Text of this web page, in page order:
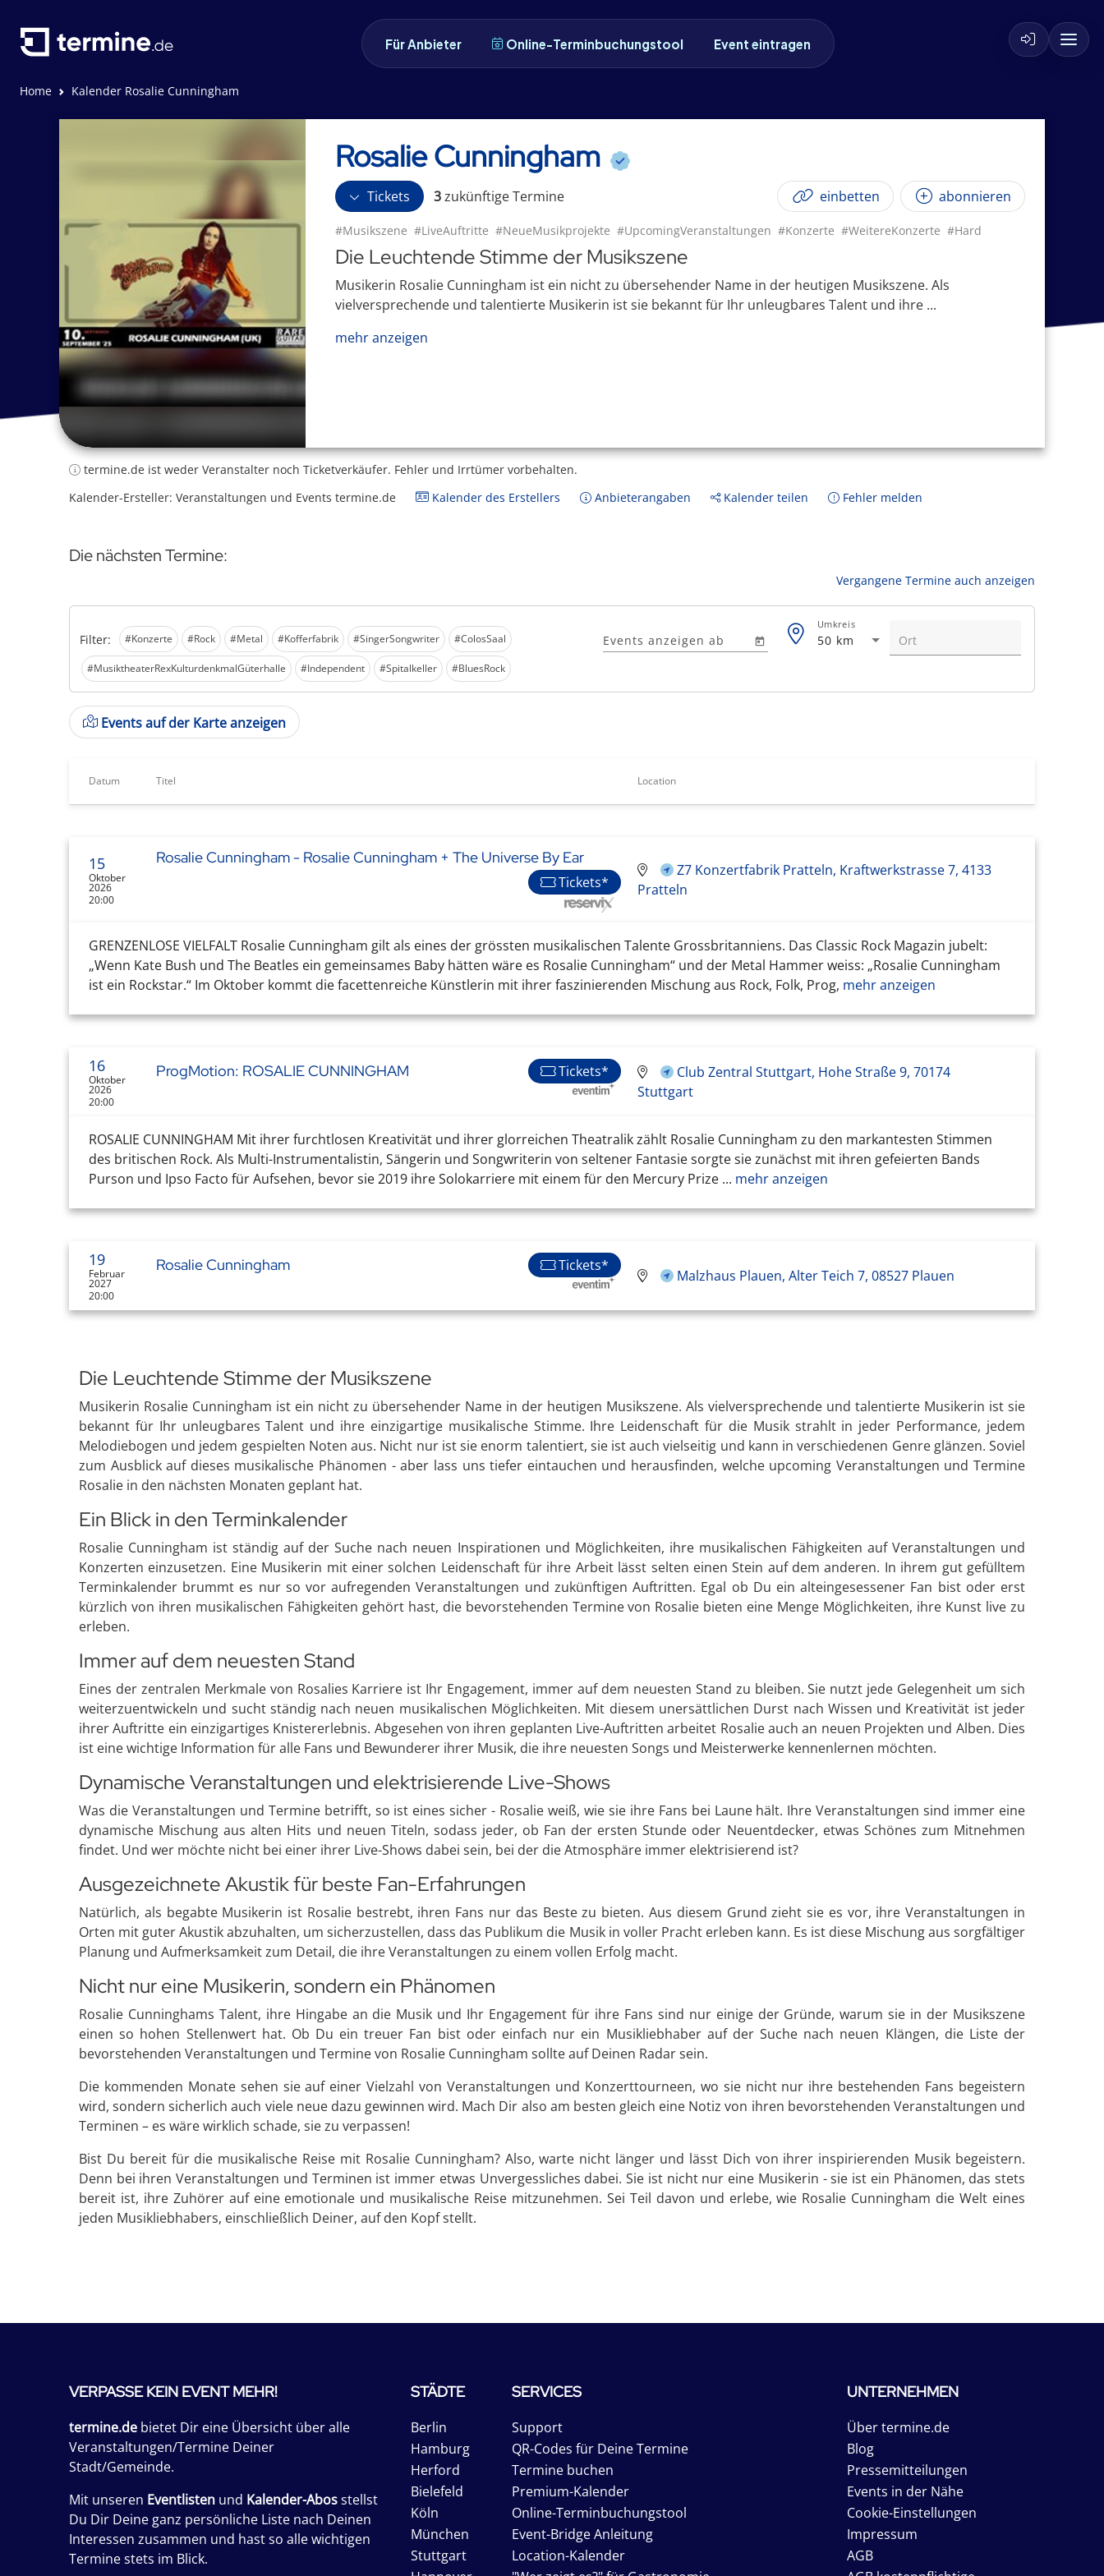
Für Anbieter Online-Terminbuchungstool Event eintragen
Home Kalender Rosalie Cunningham
Rosalie Cunningham
Tickets 3zukünftigeTermine einbetten abonnieren
#Musikszene #LiveAuftritte #NeueMusikprojekte #UpcomingVeranstaltungen #Konzerte #WeitereKonzerte #Hard
Die Leuchtende Stimme der Musikszene
Musikerin Rosalie Cunningham ist ein nicht zu übersehender Name in der heutigen Musikszene. Als
vielversprechende und talentierte Musikerin ist sie bekannt für Ihr unleugbares Talent und ihre ...
mehr anzeigen
termine.de ist weder Veranstalter noch Ticketverkäufer. Fehler und Irrtümer vorbehalten.
Kalender-Ersteller: Veranstaltungen und Events termine.de
Kalender des Erstellers Anbieterangaben Kalender teilen Fehler melden
Die nächsten Termine:
Vergangene Termine auch anzeigen
Filter: #Konzerte #Rock #Metal #Kofferfabrik #SingerSongwriter #ColosSaal
#MusiktheaterRexKulturdenkmalGüterhalle #Independent #Spitalkeller #BluesRock
Events anzeigen ab 50 km
Umkreis
Events auf der Karte anzeigen
Datum Titel Location
15
Oktober
2026
20:00
Rosalie Cunningham - Rosalie Cunningham + The Universe By Ear
Tickets*
Z7 Konzertfabrik Pratteln, Kraftwerkstrasse 7, 4133
Pratteln
GRENZENLOSE VIELFALT Rosalie Cunningham gilt als eines der grössten musikalischen Talente Grossbritanniens. Das Classic Rock Magazin jubelt:
„Wenn Kate Bush und The Beatles ein gemeinsames Baby hätten wäre es Rosalie Cunningham“ und der Metal Hammer weiss: „Rosalie Cunningham
ist ein Rockstar.“ Im Oktober kommt die facettenreiche Künstlerin mit ihrer faszinierenden Mischung aus Rock, Folk, Prog, mehr anzeigen
16
Oktober
2026
20:00
ProgMotion: ROSALIE CUNNINGHAM Tickets*
Club Zentral Stuttgart, Hohe Straße 9, 70174
Stuttgart
ROSALIE CUNNINGHAM Mit ihrer furchtlosen Kreativität und ihrer glorreichen Theatralik zählt Rosalie Cunningham zu den markantesten Stimmen
des britischen Rock. Als Multi-Instrumentalistin, Sängerin und Songwriterin von seltener Fantasie sorgte sie zunächst mit ihren gefeierten Bands
Purson und Ipso Facto für Aufsehen, bevor sie 2019 ihre Solokarriere mit einem für den Mercury Prize ... mehr anzeigen
19
Februar
2027
20:00
Rosalie Cunningham Tickets*
Malzhaus Plauen, Alter Teich 7, 08527 Plauen
Die Leuchtende Stimme der Musikszene
Musikerin Rosalie Cunningham ist ein nicht zu übersehender Name in der heutigen Musikszene. Als vielversprechende und talentierte Musikerin ist sie
bekannt für Ihr unleugbares Talent und ihre einzigartige musikalische Stimme. Ihre Leidenschaft für die Musik strahlt in jeder Performance, jedem
Melodiebogen und jedem gespielten Noten aus. Nicht nur ist sie enorm talentiert, sie ist auch vielseitig und kann in verschiedenen Genre glänzen. Soviel
zum Ausblick auf dieses musikalische Phänomen - aber lass uns tiefer eintauchen und herausfinden, welche upcoming Veranstaltungen und Termine
Rosalie in den nächsten Monaten geplant hat.
Ein Blick in den Terminkalender
Rosalie Cunningham ist ständig auf der Suche nach neuen Inspirationen und Möglichkeiten, ihre musikalischen Fähigkeiten auf Veranstaltungen und
Konzerten einzusetzen. Eine Musikerin mit einer solchen Leidenschaft für ihre Arbeit lässt selten einen Stein auf dem anderen. In ihrem gut gefülltem
Terminkalender brummt es nur so vor aufregenden Veranstaltungen und zukünftigen Auftritten. Egal ob Du ein alteingesessener Fan bist oder erst
kürzlich von ihren musikalischen Fähigkeiten gehört hast, die bevorstehenden Termine von Rosalie bieten eine Menge Möglichkeiten, ihre Kunst live zu
erleben.
Immer auf dem neuesten Stand
Eines der zentralen Merkmale von Rosalies Karriere ist Ihr Engagement, immer auf dem neuesten Stand zu bleiben. Sie nutzt jede Gelegenheit um sich
weiterzuentwickeln und sucht ständig nach neuen musikalischen Möglichkeiten. Mit diesem unersättlichen Durst nach Wissen und Kreativität ist jeder
ihrer Auftritte ein einzigartiges Knistererlebnis. Abgesehen von ihren geplanten Live-Auftritten arbeitet Rosalie auch an neuen Projekten und Alben. Dies
ist eine wichtige Information für alle Fans und Bewunderer ihrer Musik, die ihre neuesten Songs und Meisterwerke kennenlernen möchten.
Dynamische Veranstaltungen und elektrisierende Live-Shows
Was die Veranstaltungen und Termine betrifft, so ist eines sicher - Rosalie weiß, wie sie ihre Fans bei Laune hält. Ihre Veranstaltungen sind immer eine
dynamische Mischung aus alten Hits und neuen Titeln, sodass jeder, ob Fan der ersten Stunde oder Neuentdecker, etwas Schönes zum Mitnehmen
findet. Und wer möchte nicht bei einer ihrer Live-Shows dabei sein, bei der die Atmosphäre immer elektrisierend ist?
Ausgezeichnete Akustik für beste Fan-Erfahrungen
Natürlich, als begabte Musikerin ist Rosalie bestrebt, ihren Fans nur das Beste zu bieten. Aus diesem Grund zieht sie es vor, ihre Veranstaltungen in
Orten mit guter Akustik abzuhalten, um sicherzustellen, dass das Publikum die Musik in voller Pracht erleben kann. Es ist diese Mischung aus sorgfältiger
Planung und Aufmerksamkeit zum Detail, die ihre Veranstaltungen zu einem vollen Erfolg macht.
Nicht nur eine Musikerin, sondern ein Phänomen
Rosalie Cunninghams Talent, ihre Hingabe an die Musik und Ihr Engagement für ihre Fans sind nur einige der Gründe, warum sie in der Musikszene
einen so hohen Stellenwert hat. Ob Du ein treuer Fan bist oder einfach nur ein Musikliebhaber auf der Suche nach neuen Klängen, die Liste der
bevorstehenden Veranstaltungen und Termine von Rosalie Cunningham sollte auf Deinen Radar sein.
Die kommenden Monate sehen sie auf einer Vielzahl von Veranstaltungen und Konzerttourneen, wo sie nicht nur ihre bestehenden Fans begeistern
wird, sondern sicherlich auch viele neue dazu gewinnen wird. Mach Dir also am besten gleich eine Notiz von ihren bevorstehenden Veranstaltungen und
Terminen – es wäre wirklich schade, sie zu verpassen!
Bist Du bereit für die musikalische Reise mit Rosalie Cunningham? Also, warte nicht länger und lässt Dich von ihrer inspirierenden Musik begeistern.
Denn bei ihren Veranstaltungen und Terminen ist immer etwas Unvergessliches dabei. Sie ist nicht nur eine Musikerin - sie ist ein Phänomen, das stets
bereit ist, ihre Zuhörer auf eine emotionale und musikalische Reise mitzunehmen. Sei Teil davon und erlebe, wie Rosalie Cunningham die Welt eines
jeden Musikliebhabers, einschließlich Deiner, auf den Kopf stellt.
VERPASSE KEIN EVENT MEHR!
termine.de bietet Dir eine Übersicht über alle
Veranstaltungen/Termine Deiner
Stadt/Gemeinde.
Mit unseren Eventlisten und Kalender-Abosstellst
Du Dir Deine ganz persönliche Liste nach Deinen
Interessen zusammen und hast so alle wichtigen
Termine stets im Blick.
STÄDTE
Berlin
Hamburg
Herford
Bielefeld
Köln
München
Stuttgart
SERVICES
Support
QR-Codes für Deine Termine
Termine buchen
Premium-Kalender
Online-Terminbuchungstool
Event-Bridge Anleitung
Location-Kalender
UNTERNEHMEN
Über termine.de
Blog
Pressemitteilungen
Events in der Nähe
Cookie-Einstellungen
Impressum
AGB